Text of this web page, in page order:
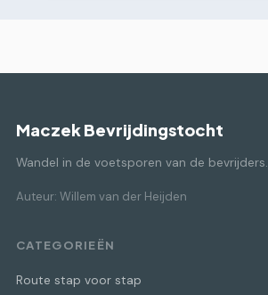
Maczek Bevrijdingstocht
Wandel in de voetsporen van de bevrijders.
Auteur: Willem van der Heijden
CATEGORIEËN
Route stap voor stap